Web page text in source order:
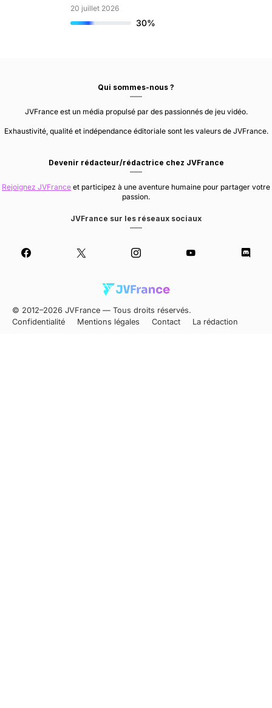
20 juillet 2026
30%
Qui sommes-nous ?
JVFrance est un média propulsé par des passionnés de jeu vidéo.
Exhaustivité, qualité et indépendance éditoriale sont les valeurs de JVFrance.
Devenir rédacteur/rédactrice chez JVFrance
Rejoignez JVFrance et participez à une aventure humaine pour partager votre
passion.
JVFrance sur les réseaux sociaux
© 2012–2026 JVFrance — Tous droits réservés.
Confidentialité
Mentions légales Contact La rédaction